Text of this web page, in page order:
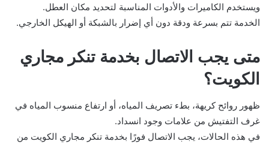
ويستخدم الكاميرات والأدوات المناسبة لتحديد مكان العطل.
الخدمة تتم بسرعة ودقة دون أي إضرار بالشبكة أو الهيكل الخارجي.
متى يجب الاتصال بخدمة تنكر مجاري
الكويت؟
ظهور روائح كريهة، بطء تصريف المياه، أو ارتفاع منسوب المياه في
غرف التفتيش من علامات وجود انسداد.
في هذه الحالات، يجب الاتصال فورًا بخدمة تنكر مجاري الكويت من